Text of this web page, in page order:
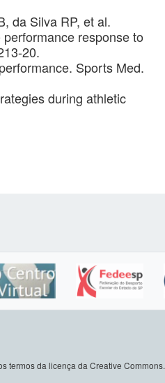
da Silva RP, et al.
response to
20.
Sports Med.
during athletic
termos da licença da Creative Commons.